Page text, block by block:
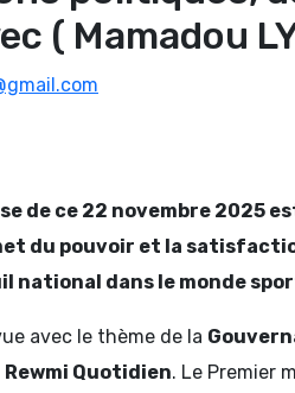
( Mamadou
de ce 22 novembre 2025
du pouvoir et la
national dans le monde
avec le thème de la
Rewmi Quotidien. Le Premier